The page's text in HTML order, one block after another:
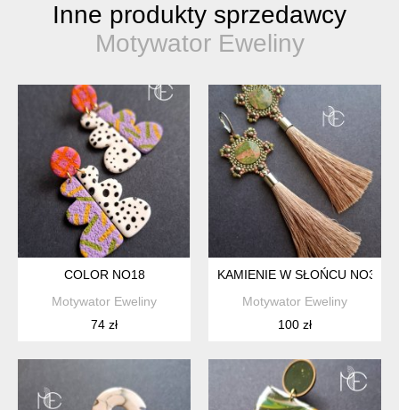
Inne produkty sprzedawcy
Motywator Eweliny
COLOR NO18
Motywator Eweliny
74 zł
KAMIENIE W SŁOŃCU NO3
Motywator Eweliny
100 zł